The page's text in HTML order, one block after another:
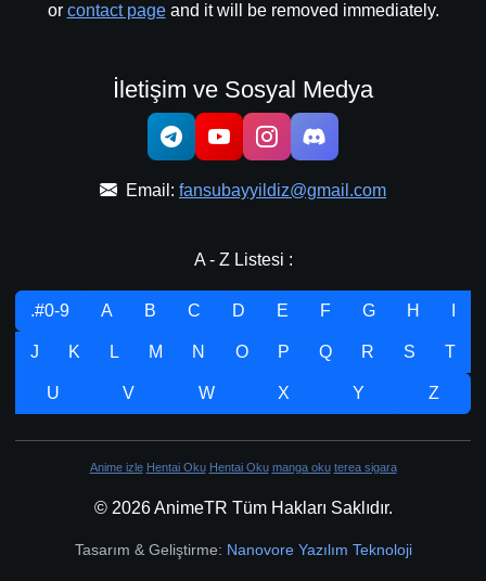
or contact pageand it will be removed immediately.
İletişim ve Sosyal Medya
Email: fansubayyildiz@gmail.com
A - Z Listesi :
.#0-9 A B C D E F G H
J K L M N O P Q R S T
U V W X Y Z
Anime izle Hentai Oku Hentai Oku manga oku terea sigara
© 2026 AnimeTR Tüm Hakları Saklıdır.
Tasarım & Geliştirme: Nanovore Yazılım Teknoloji